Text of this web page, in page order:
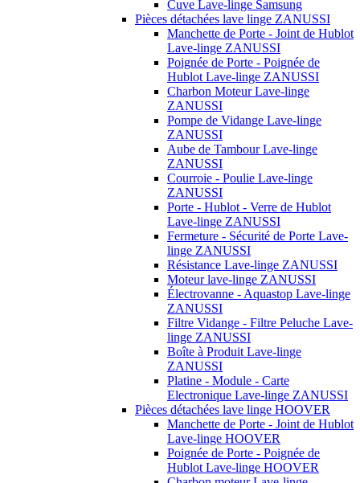
Cuve Lave-linge Samsung
Pièces détachées lave linge ZANUSSI
Manchette de Porte - Joint de Hublot
Lave-linge ZANUSSI
Poignée de Porte - Poignée de
Hublot Lave-linge ZANUSSI
Charbon Moteur Lave-linge
ZANUSSI
Pompe de Vidange Lave-linge
ZANUSSI
Aube de Tambour Lave-linge
ZANUSSI
Courroie - Poulie Lave-linge
ZANUSSI
Porte - Hublot - Verre de Hublot
Lave-linge ZANUSSI
Fermeture - Sécurité de Porte Lave-
linge ZANUSSI
Résistance Lave-linge ZANUSSI
Moteur lave-linge ZANUSSI
Électrovanne - Aquastop Lave-linge
ZANUSSI
Filtre Vidange - Filtre Peluche Lave-
linge ZANUSSI
Boîte à Produit Lave-linge
ZANUSSI
Platine - Module - Carte
Electronique Lave-linge ZANUSSI
Pièces détachées lave linge HOOVER
Manchette de Porte - Joint de Hublot
Lave-linge HOOVER
Poignée de Porte - Poignée de
Hublot Lave-linge HOOVER